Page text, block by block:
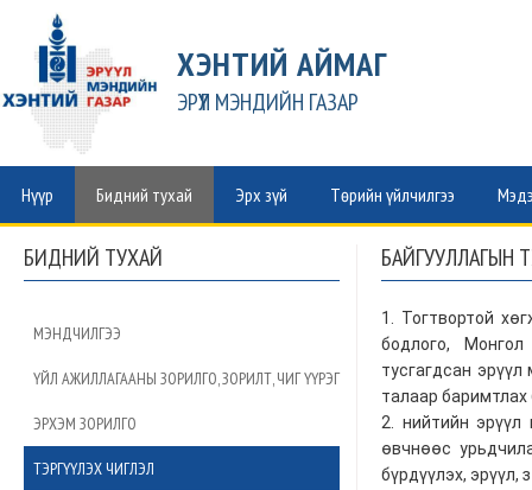
ХЭНТИЙ АЙМАГ
ЭРҮҮЛ МЭНДИЙН ГАЗАР
Нүүр Бидний тухай Эрх зүй Төрийн үйлчилгээ
БИДНИЙ ТУХАЙ
МЭНДЧИЛГЭЭ
ҮЙЛ АЖИЛЛАГААНЫ ЗОРИЛГО, ЗОРИЛТ, ЧИГ ҮҮРЭГ
ЭРХЭМ ЗОРИЛГО
ТЭРГҮҮЛЭХ ЧИГЛЭЛ
БАЙГУУЛЛАГЫН
1. Тогтвортой
бодлого,
тусгагдсан
талаар баримтлах
2. нийтийн эрүүл
өвчнөөс
бүрдүүлэх, эрүүл,